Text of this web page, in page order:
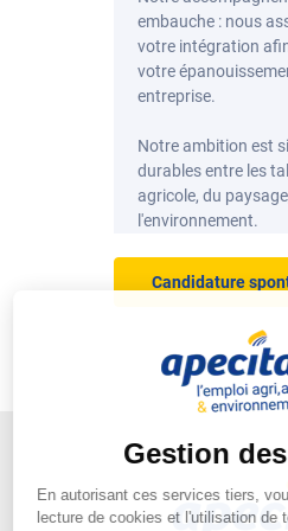
embauche : nous
votre intégration
votre
entreprise.
Notre ambition est
durables entre les
agricole, du
l'environnement.
Candidature